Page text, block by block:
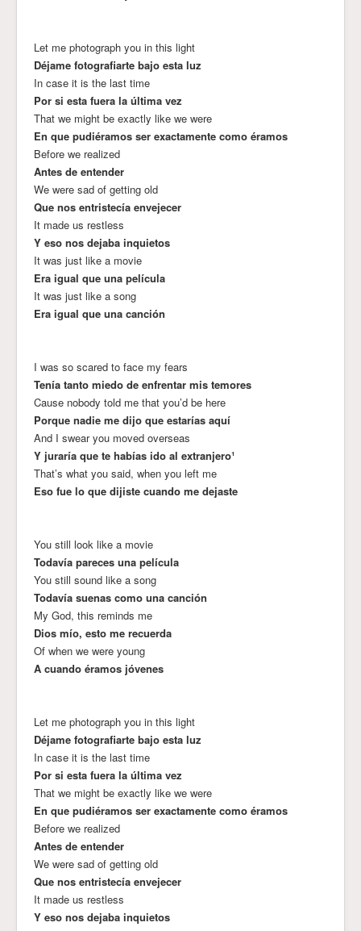
Let me photograph you in this light
Déjame fotografiarte bajo esta luz
In case it is the last time
Por si esta fuera la última vez
That we might be exactly like we were
En que pudiéramos ser exactamente como éramos
Before we realized
Antes de entender
We were sad of getting old
Que nos entristecía envejecer
It made us restless
Y eso nos dejaba inquietos
It was just like a movie
Era igual que una película
It was just like a song
Era igual que una canción
I was so scared to face my fears
Tenía tanto miedo de enfrentar mis temores
Cause nobody told me that you’d be here
Porque nadie me dijo que estarías aquí
And I swear you moved overseas
Y juraría que te habías ido al extranjero¹
That’s what you said, when you left me
Eso fue lo que dijiste cuando me dejaste
You still look like a movie
Todavía pareces una película
You still sound like a song
Todavía suenas como una canción
My God, this reminds me
Dios mío, esto me recuerda
Of when we were young
A cuando éramos jóvenes
Let me photograph you in this light
Déjame fotografiarte bajo esta luz
In case it is the last time
Por si esta fuera la última vez
That we might be exactly like we were
En que pudiéramos ser exactamente como éramos
Before we realized
Antes de entender
We were sad of getting old
Que nos entristecía envejecer
It made us restless
Y eso nos dejaba inquietos